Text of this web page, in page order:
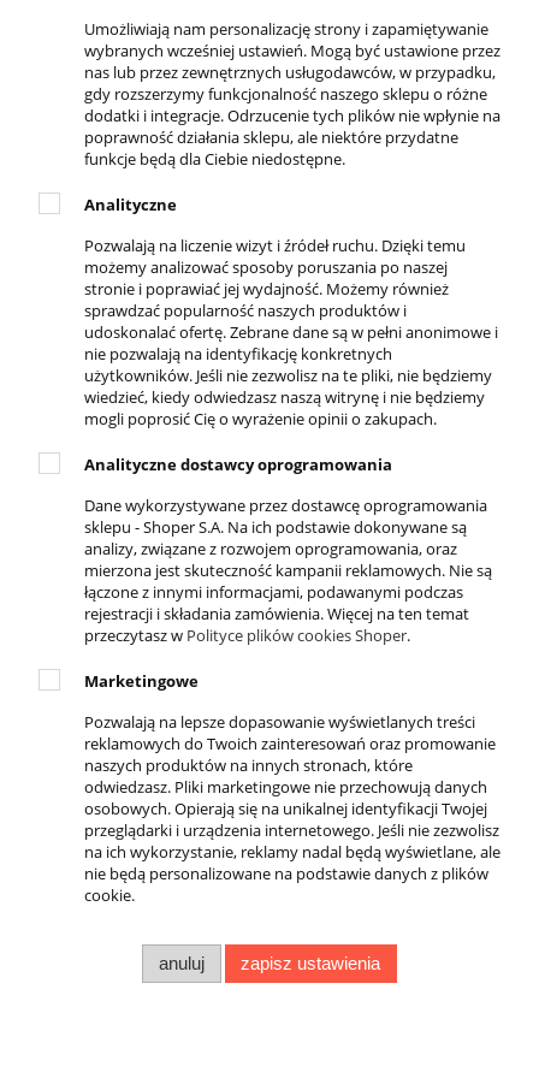
Zwroty i reklamacje
Polityka prywatności
DLA KLIENTA
Twoje zamówienia
Ustawienia konta
Ulubione
Formy płatności
Czas i koszty dostawy
KONTAKT
ul. Krakowska 69,
32-050 Skawina
789-269-890
503-037-606
DOSTĘPNE PŁATNOŚCI
Umożliwiają nam personalizację strony i zapamiętywanie
wybranych wcześniej ustawień. Mogą być ustawione przez
nas lub przez zewnętrznych usługodawców, w przypadku,
gdy rozszerzymy funkcjonalność naszego sklepu o różne
dodatki i integracje. Odrzucenie tych plików nie wpłynie na
poprawność działania sklepu, ale niektóre przydatne
funkcje będą dla Ciebie niedostępne.
Analityczne
Pozwalają na liczenie wizyt i źródeł ruchu. Dzięki temu
możemy analizować sposoby poruszania po naszej
stronie i poprawiać jej wydajność. Możemy również
sprawdzać popularność naszych produktów i
udoskonalać ofertę. Zebrane dane są w pełni anonimowe i
nie pozwalają na identyfikację konkretnych
użytkowników. Jeśli nie zezwolisz na te pliki, nie będziemy
wiedzieć, kiedy odwiedzasz naszą witrynę i nie będziemy
mogli poprosić Cię o wyrażenie opinii o zakupach.
Analityczne dostawcy oprogramowania
Dane wykorzystywane przez dostawcę oprogramowania
sklepu - Shoper S.A. Na ich podstawie dokonywane są
analizy, związane z rozwojem oprogramowania, oraz
mierzona jest skuteczność kampanii reklamowych. Nie są
łączone z innymi informacjami, podawanymi podczas
rejestracji i składania zamówienia. Więcej na ten temat
przeczytasz w Polityce plików cookies Shoper.
Marketingowe
Pozwalają na lepsze dopasowanie wyświetlanych treści
reklamowych do Twoich zainteresowań oraz promowanie
naszych produktów na innych stronach, które
odwiedzasz. Pliki marketingowe nie przechowują danych
osobowych. Opierają się na unikalnej identyfikacji Twojej
przeglądarki i urządzenia internetowego. Jeśli nie zezwolisz
na ich wykorzystanie, reklamy nadal będą wyświetlane, ale
nie będą personalizowane na podstawie danych z plików
cookie.
anuluj zapisz ustawienia